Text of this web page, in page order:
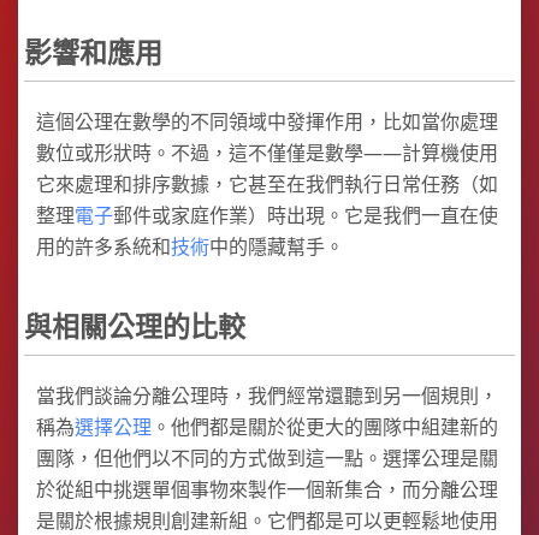
影響和應用
這個公理在數學的不同領域中發揮作用，比如當你處理
數位或形狀時。不過，這不僅僅是數學——計算機使用
它來處理和排序數據，它甚至在我們執行日常任務（如
整理電子郵件或家庭作業）時出現。它是我們一直在使
用的許多系統和技術中的隱藏幫手。
與相關公理的比較
當我們談論分離公理時，我們經常還聽到另一個規則，
稱為選擇公理 。他們都是關於從更大的團隊中組建新的
團隊，但他們以不同的方式做到這一點。選擇公理是關
於從組中挑選單個事物來製作一個新集合，而分離公理
是關於根據規則創建新組。它們都是可以更輕鬆地使用